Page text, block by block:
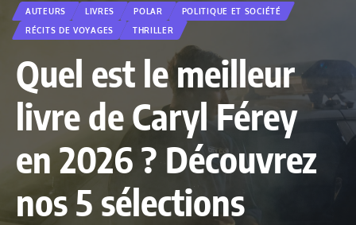
AUTEURS LIVRES POLAR
POLITIQUE ET SOCIÉTÉ
RÉCITS DE VOYAGES
THRILLER
Quel est le meilleur
livre de Caryl Férey
en 2026 ? Découvrez
nos 5 sélections